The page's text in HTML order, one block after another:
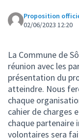
Proposition
02/06/2023 12:20
La Commune de
réunion avec les
présentation du
atteindre. Nous
chaque
cahier de charges
chaque partenaire
volontaires sera